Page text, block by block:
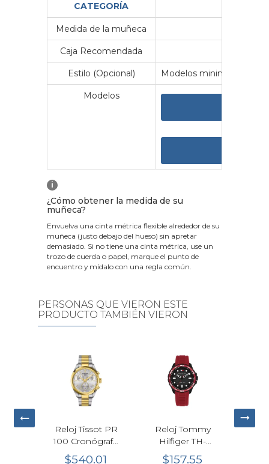
CATEGORÍA
Medida de la muñeca
Caja Recomendada
Estilo (Opcional) Modelos minimalistas y
Modelos
i
¿Cómo obtener la medida de su
muñeca?
Envuelva una cinta métrica flexible alrededor de su
muñeca (justo debajo del hueso) sin apretar
demasiado. Si no tiene una cinta métrica, use un
trozo de cuerda o papel, marque el punto de
encuentro y mídalo con una regla común.
PERSONAS QUE VIERON ESTE
PRODUCTO TAMBIÉN VIERON
G-
Reloj Tissot PR
100 Cronógrafo
Cuarzo Plata
$540.01
Reloj Tommy
Hilfiger TH-
Regatta
$157.55